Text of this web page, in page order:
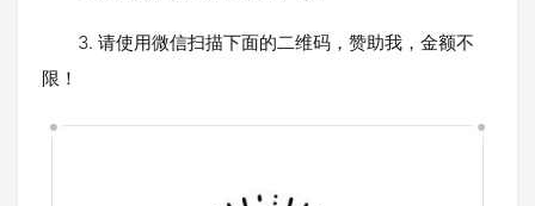
3. 请使用微信扫描下面的二维码，赞助我，金额不
限！